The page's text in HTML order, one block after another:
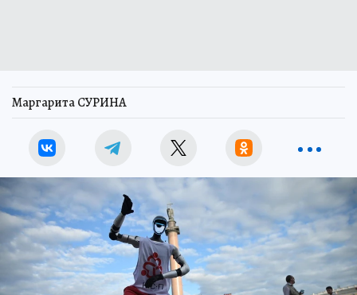
Маргарита СУРИНА